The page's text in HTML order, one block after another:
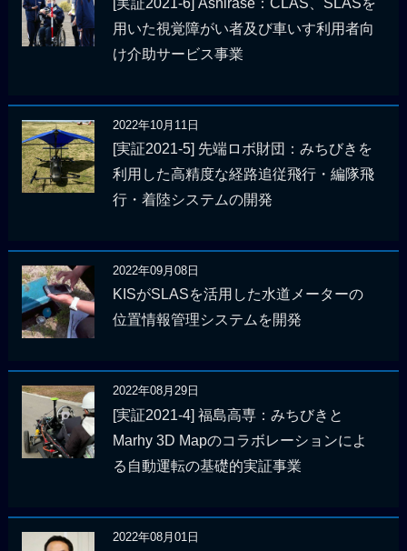
用いた視覚障がい者及び車いす利用者向
け介助サービス事業
2022年10月11日
[実証2021-5] 先端ロボ財団：みちびきを
利用した高精度な経路追従飛行・編隊飛
行・着陸システムの開発
2022年09月08日
KISがSLASを活用した水道メーターの
位置情報管理システムを開発
2022年08月29日
[実証2021-4] 福島高専：みちびきと
Marhy 3D Mapのコラボレーションによ
る自動運転の基礎的実証事業
2022年08月01日